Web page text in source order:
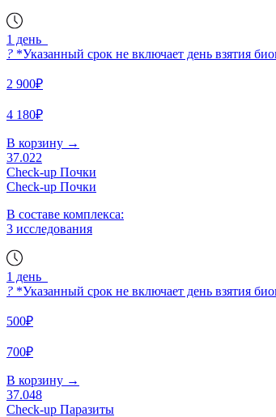
1 день
? *Указанный срок не включает день взятия
2 900₽
4 180₽
В корзину →
37.022
Check-up Почки
Check-up Почки
В составе комплекса:
3 исследования
1 день
? *Указанный срок не включает день взятия
500₽
700₽
В корзину →
37.048
Check-up Паразиты